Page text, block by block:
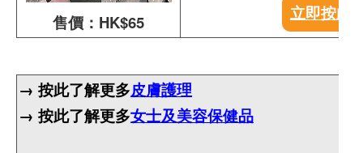
售價：HK$65
立即按此
→ 按此了解更多皮膚護理
→ 按此了解更多女士及美容保健品